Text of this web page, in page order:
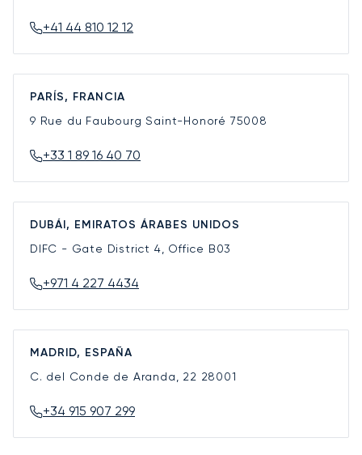
+41 44 810 12 12
PARÍS, FRANCIA
9 Rue du Faubourg Saint-Honoré 75008
+33 1 89 16 40 70
DUBÁI, EMIRATOS ÁRABES UNIDOS
DIFC - Gate District 4, Office B03
+971 4 227 4434
MADRID, ESPAÑA
C. del Conde de Aranda, 22 28001
+34 915 907 299